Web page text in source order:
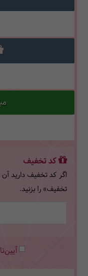
کد تخفیف
اگر کد تخفیف دارید
تخفیف» را بزنید.